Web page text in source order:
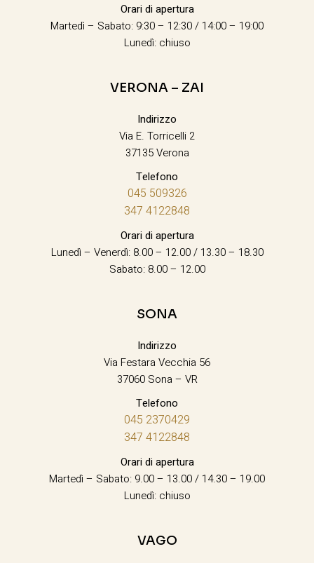
Orari di apertura
Martedì – Sabato: 9:30 – 12:30 / 14:00 – 19:00
Lunedì: chiuso
VERONA – ZAI
Indirizzo
Via E. Torricelli 2
37135 Verona
Telefono
045 509326
347 4122848
Orari di apertura
Lunedì – Venerdì: 8.00 – 12.00 / 13.30 – 18.30
Sabato: 8.00 – 12.00
SONA
Indirizzo
Via Festara Vecchia 56
37060 Sona – VR
Telefono
045 2370429
347 4122848
Orari di apertura
Martedì – Sabato: 9.00 – 13.00 / 14.30 – 19.00
Lunedì: chiuso
VAGO